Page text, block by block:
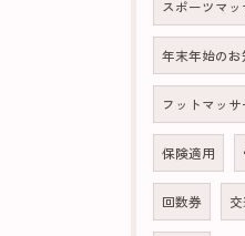
スポーツマッ
年末年始のお
フットマッサ
保険適用
回数券